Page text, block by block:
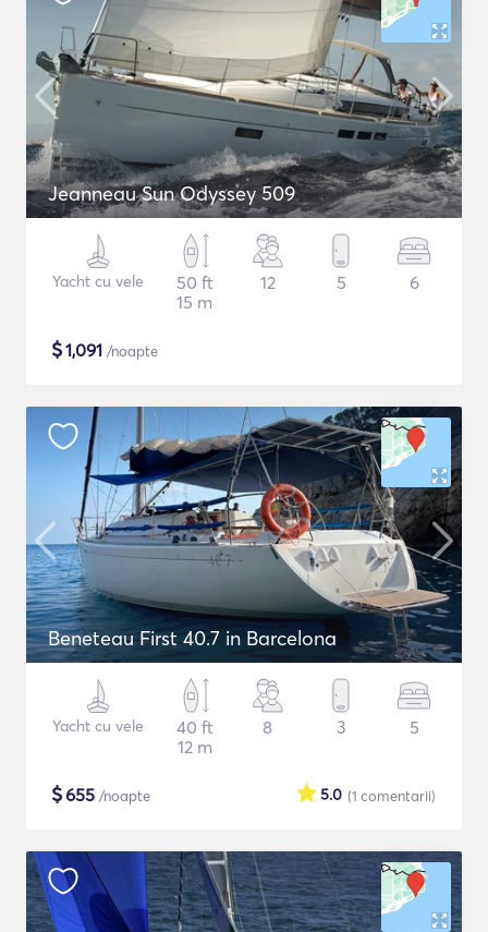
Jeanneau Sun Odyssey 509
Yacht cu vele
50 ft
15 m
12 5 6
$1,091 /noapte
Beneteau First 40.7 in Barcelona
Yacht cu vele
40 ft
12 m
8 3 5
$655 /noapte (1 comentarii)
5.0